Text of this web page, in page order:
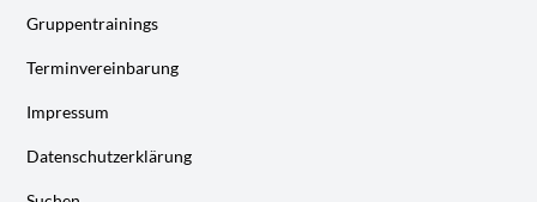
Gruppentrainings
Terminvereinbarung
Impressum
Datenschutzerklärung